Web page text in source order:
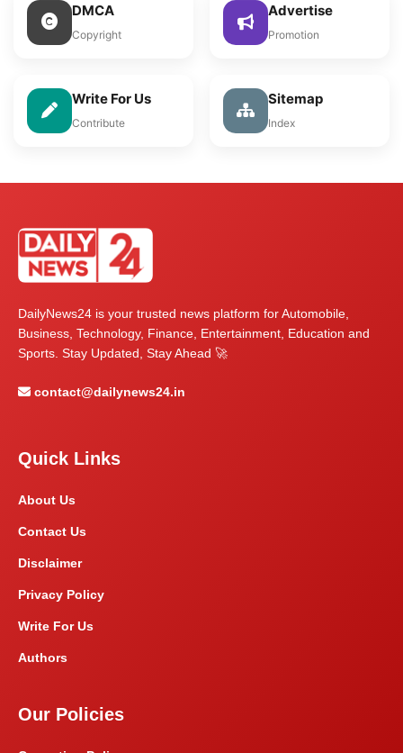
DMCA
Copyright
Advertise
Promotion
Write For Us
Contribute
Sitemap
Index
DailyNews24 is your trusted news platform for Automobile,
Business, Technology, Finance, Entertainment, Education and
Sports. Stay Updated, Stay Ahead 🚀
contact@dailynews24.in
Quick Links
About Us
Contact Us
Disclaimer
Privacy Policy
Write For Us
Authors
Our Policies